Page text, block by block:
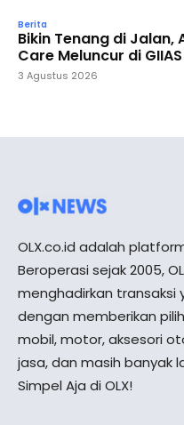
Berita
Bikin Tenang di Jalan,
Care Meluncur di
3 Agustus 2026
OLX.co.id adalah
Beroperasi sejak 2005,
menghadirkan transaksi
dengan memberikan
mobil, motor, aksesori
jasa, dan masih banyak
Simpel Aja di OLX!